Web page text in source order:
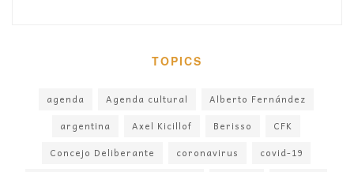
TOPICS
agenda Agenda cultural
Alberto Fernández
argentina
Axel Kicillof Berisso
CFK
Concejo Deliberante
coronavirus
covid-19